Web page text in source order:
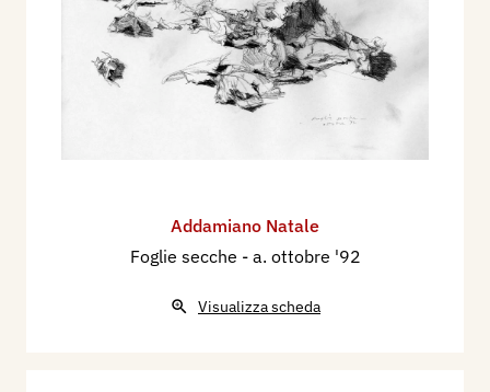
Addamiano Natale
Foglie secche - a. ottobre '92
Visualizza scheda